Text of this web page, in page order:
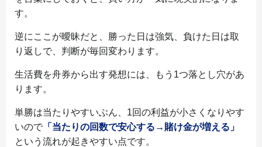
す。
逆にここが曖昧だと、勝った日は強気、負けた日は取
り返しで、判断が毎回変わります。
生活費を舟券から出す発想には、もう1つ落とし穴があ
ります。
単勝は当たりやすいぶん、1回の利益が小さくなりやす
いので 「当たりの回数で安心する→賭け金が増える」
という流れが起きやすい点です。